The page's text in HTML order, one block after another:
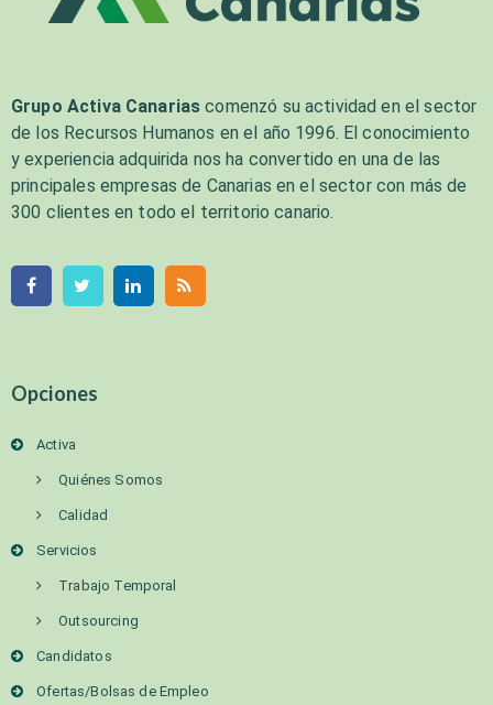
Grupo Activa Canarias comenzó su actividad en el sector
de los Recursos Humanos en el año 1996. El conocimiento
y experiencia adquirida nos ha convertido en una de las
principales empresas de Canarias en el sector con más de
300 clientes en todo el territorio canario.
Opciones
Activa
Quiénes Somos
Calidad
Servicios
Trabajo Temporal
Outsourcing
Candidatos
Ofertas/Bolsas de Empleo